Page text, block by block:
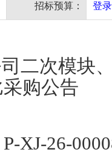
招标预算： 登
二次模块
购公告
P-XJ-26-